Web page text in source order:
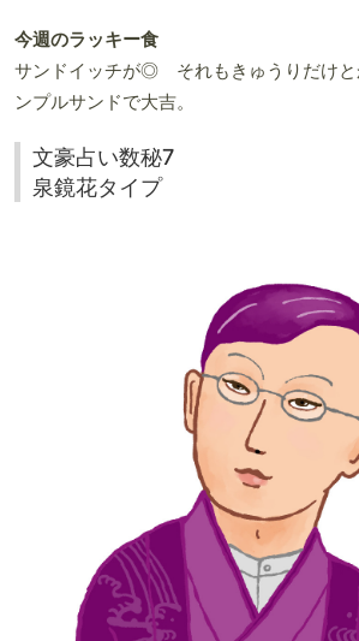
今週のラッキー食
サンドイッチが◎ それもきゅうりだけと
ンプルサンドで大吉。
文豪占い数秘7
泉鏡花タイプ